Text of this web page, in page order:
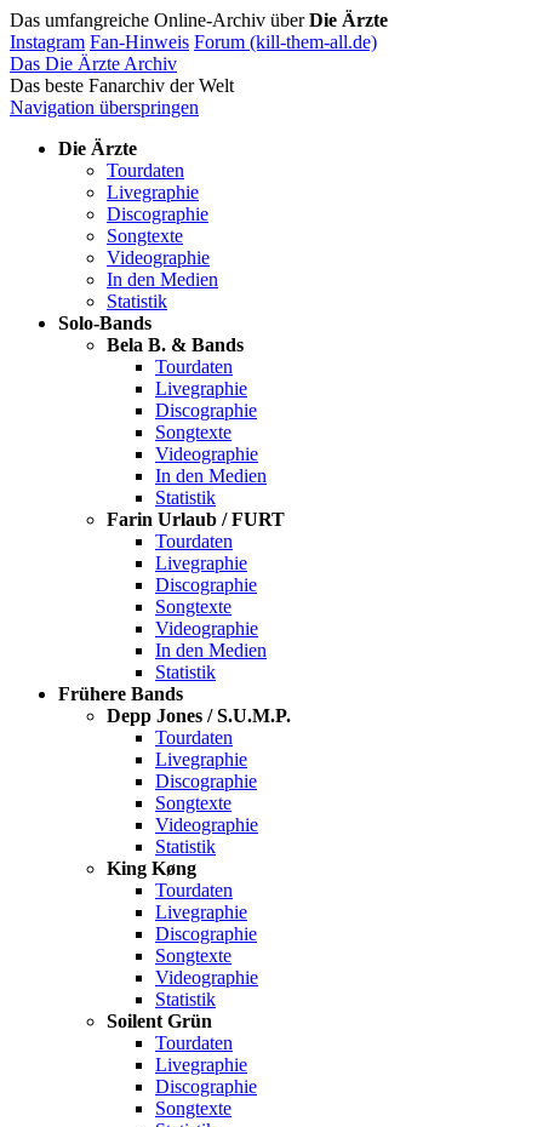
Das umfangreiche Online-Archiv überDie Ärzte
Instagram Fan-Hinweis Forum (kill-them-all.de)
Das Die Ärzte Archiv
Das beste Fanarchiv der Welt
Navigation überspringen
Die Ärzte
Tourdaten
Livegraphie
Discographie
Songtexte
Videographie
In den Medien
Statistik
Solo-Bands
Bela B. & Bands
Tourdaten
Livegraphie
Discographie
Songtexte
Videographie
In den Medien
Statistik
Farin Urlaub / FURT
Tourdaten
Livegraphie
Discographie
Songtexte
Videographie
In den Medien
Statistik
Frühere Bands
Depp Jones / S.U.M.P.
Tourdaten
Livegraphie
Discographie
Songtexte
Videographie
Statistik
King Køng
Tourdaten
Livegraphie
Discographie
Songtexte
Videographie
Statistik
Soilent Grün
Tourdaten
Livegraphie
Discographie
Songtexte